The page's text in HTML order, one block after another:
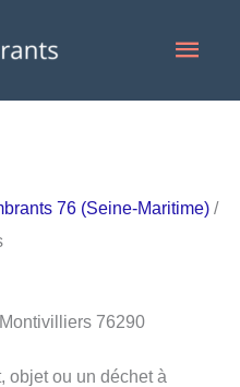
76 (Seine-Maritime) /
76290
objet ou un déchet à